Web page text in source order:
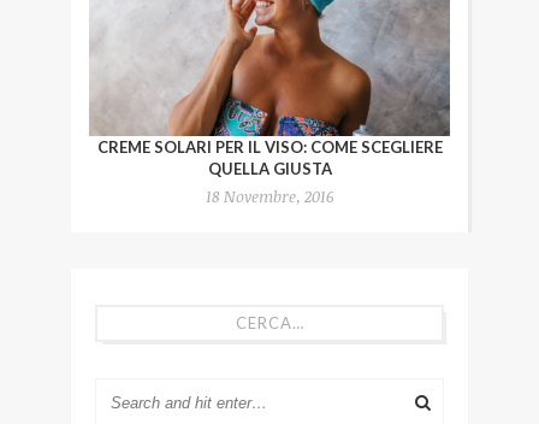
CREME SOLARI PER IL VISO: COME SCEGLIERE
QUELLA GIUSTA
18 Novembre, 2016
CERCA…